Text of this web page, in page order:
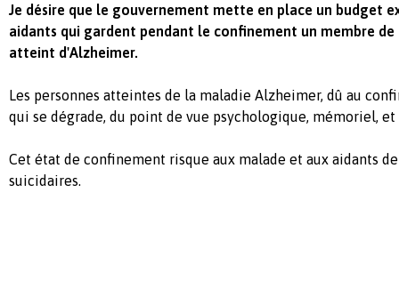
Je désire que le gouvernement mette en place un budget
aidants qui gardent pendant le confinement un membre
atteint d'Alzheimer.
Les personnes atteintes de la maladie Alzheimer, dû au
qui se dégrade, du point de vue psychologique, mémoriel,
Cet état de confinement risque aux malade et aux aidants
suicidaires.